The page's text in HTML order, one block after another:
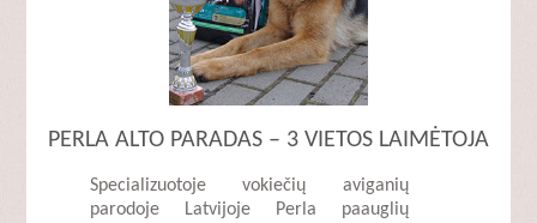
PERLA ALTO PARADAS – 3 VIETOS LAIMĖTOJA
Specializuotoje vokiečių aviganių
parodoje Latvijoje Perla paauglių